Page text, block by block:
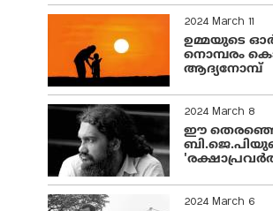
2024 March 11
ഉമ്മയുടെ
നൊമ്പരം
ആദ്യനോമ്പ്
2024 March 8
ഈ
2024 March 6